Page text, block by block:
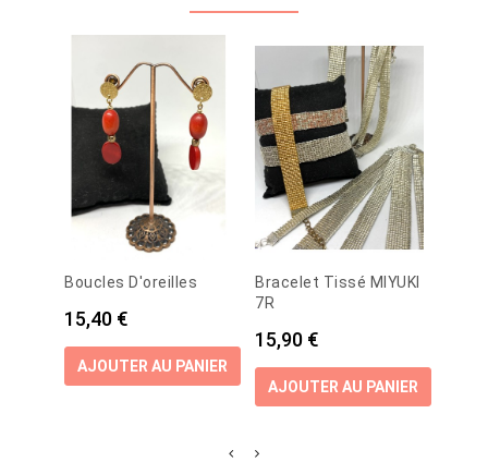
Boucles D'oreilles
Prix
15,40 €
AJOUTER AU PANIER
Bracelet Tissé MIYUKI
7R
Prix
15,90 €
AJOUTER AU PANIER